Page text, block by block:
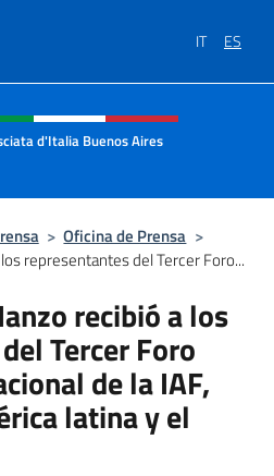
IT ES
sitio web,
d'Italia Buenos Aires
> Oficina de Prensa >
representantes del Tercer Foro...
recibió a los
Tercer Foro
de la IAF,
latina y el